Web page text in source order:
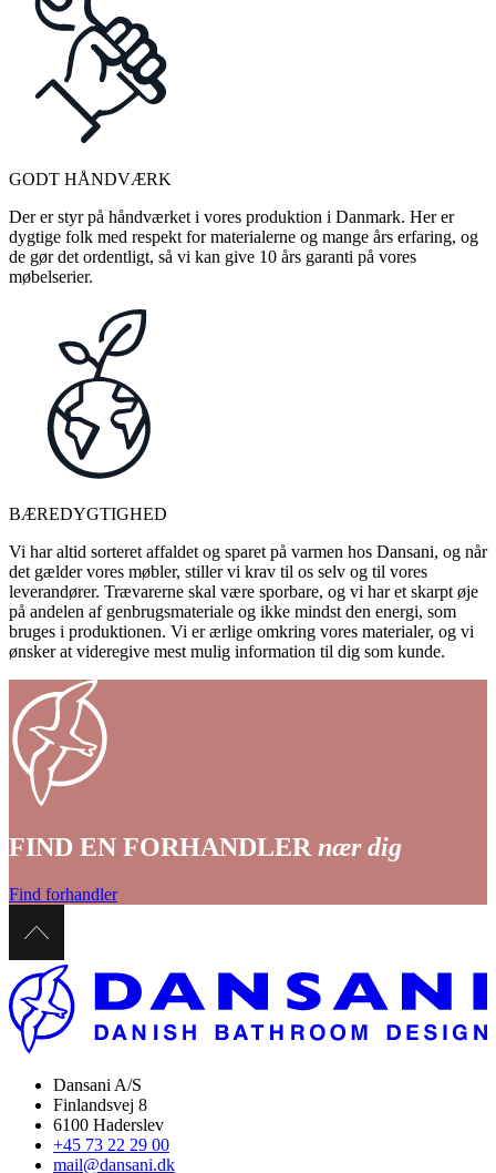
GODT HÅNDVÆRK
Der er styr på håndværket i vores produktion i Danmark. Her er
dygtige folk med respekt for materialerne og mange års erfaring, og
de gør det ordentligt, så vi kan give 10 års garanti på vores
møbelserier.
BÆREDYGTIGHED
Vi har altid sorteret affaldet og sparet på varmen hos Dansani, og når
det gælder vores møbler, stiller vi krav til os selv og til vores
leverandører. Trævarerne skal være sporbare, og vi har et skarpt øje
på andelen af genbrugsmateriale og ikke mindst den energi, som
bruges i produktionen. Vi er ærlige omkring vores materialer, og vi
ønsker at videregive mest mulig information til dig som kunde.
FIND EN FORHANDLER nær dig
Find forhandler
Dansani A/S
Finlandsvej 8
6100 Haderslev
+45 73 22 29 00
mail@dansani.dk